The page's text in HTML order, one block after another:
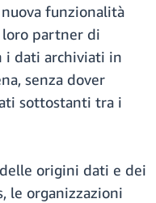
funzionalità
loro partner di
i dati archiviati in
senza dover
sottostanti tra i
origini dati e dei
le organizzazioni